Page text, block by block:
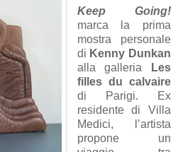
Keep Going!
marca la prima
mostra personale
di Kenny Dunkan
alla galleria
Les
filles du calvaire
di Parigi. Ex
residente di Villa
Medici, l’artista
propone un